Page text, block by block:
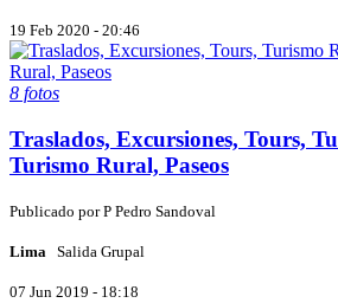
19 Feb 2020 - 20:46
8 fotos
Traslados, Excursiones, Tours,
Turismo Rural, Paseos
Publicado porP Pedro Sandoval
Lima Salida Grupal
07 Jun 2019 - 18:18